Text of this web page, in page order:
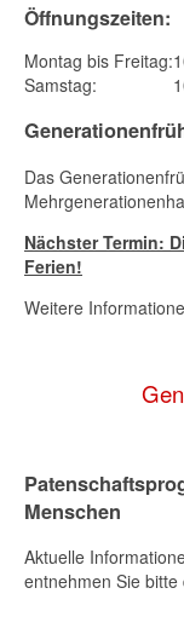
Öffnungszeiten:
Montag bis Freitag:
Samstag:
Das
Nächster Termin:
Ferien!
Weitere
Menschen
Aktuelle
entnehmen Sie bitte